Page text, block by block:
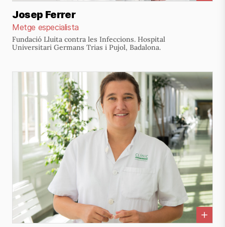
Josep Ferrer
Metge especialista
Fundació Lluita contra les Infeccions. Hospital
Universitari Germans Trias i Pujol, Badalona.